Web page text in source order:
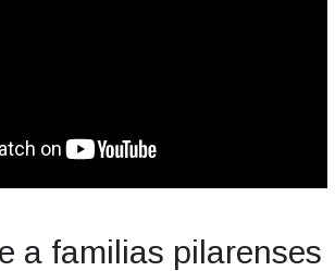
a familias pilarenses